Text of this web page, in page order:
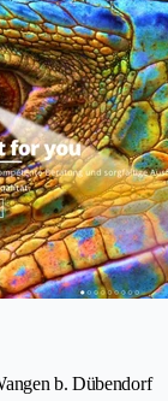
b. Dübendorf